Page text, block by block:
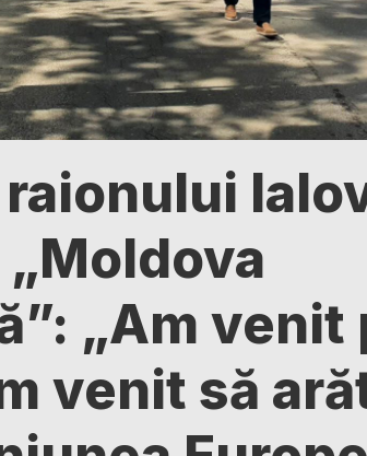
„Am
venit să